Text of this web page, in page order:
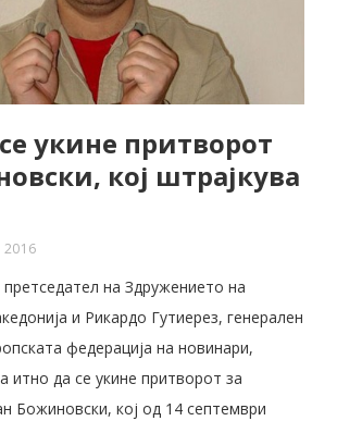
укине притворот
кој штрајкува
2016
на Здружението на
и Рикардо Гутиерез, генерален
федерација на новинари,
итно да се укине притворот за
Божиновски, кој од 14 септември